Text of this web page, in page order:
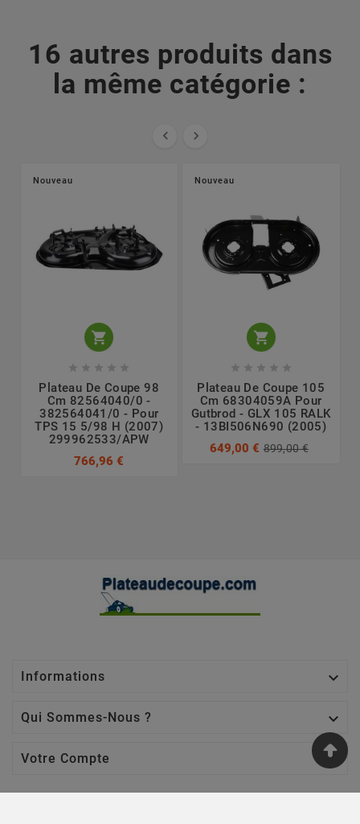
16 autres produits dans
la même catégorie :
 
Nouveau

    
Plateau De Coupe 98
Cm 82564040/0 -
382564041/0 - Pour
TPS 15 5/98 H (2007)
299962533/APW
766,96 €
Nouveau

    
Plateau De Coupe 105
Cm 68304059A Pour
Gutbrod - GLX 105 RALK
- 13BI506N690 (2005)
649,00 € 899,00 €
Informations 
Qui Sommes-Nous ? 
Votre Compte 